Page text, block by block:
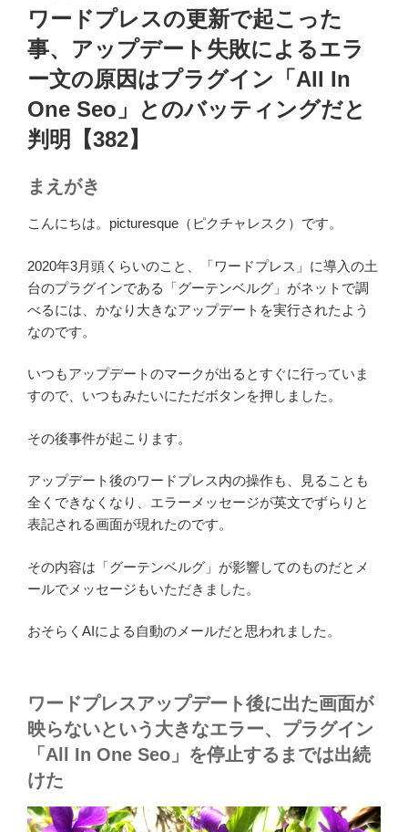
稿
日:
ワードプレスの更新で起こった
事、アップデート失敗によるエラ
ー文の原因はプラグイン「All In
One Seo」とのバッティングだと
判明【382】
まえがき
こんにちは。picturesque（ピクチャレスク）です。
2020年3月頭くらいのこと、「ワードプレス」に導入の土
台のプラグインである「グーテンベルグ」がネットで調
べるには、かなり大きなアップデートを実行されたよう
なのです。
いつもアップデートのマークが出るとすぐに行っていま
すので、いつもみたいにただボタンを押しました。
その後事件が起こります。
アップデート後のワードプレス内の操作も、見ることも
全くできなくなり、エラーメッセージが英文でずらりと
表記される画面が現れたのです。
その内容は「グーテンベルグ」が影響してのものだとメ
ールでメッセージもいただきました。
おそらくAIによる自動のメールだと思われました。
ワードプレスアップデート後に出た画面が
映らないという大きなエラー、プラグイン
「All In One Seo」を停止するまでは出続
けた